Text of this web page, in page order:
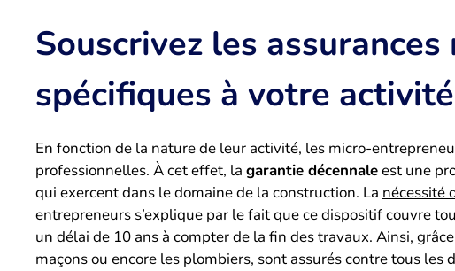
Souscrivez les assurances
spécifiques à votre activité
En fonction de la nature de leur activité, les micro-
professionnelles. À cet effet, la garantie décennaleest une
qui exercent dans le domaine de la construction. La nécessité
entrepreneurs s’explique par le fait que ce dispositif couvre
un délai de 10 ans à compter de la fin des travaux. Ainsi,
maçons ou encore les plombiers, sont assurés contre tous